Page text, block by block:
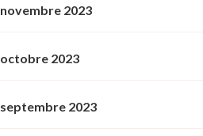
novembre 2023
octobre 2023
septembre 2023